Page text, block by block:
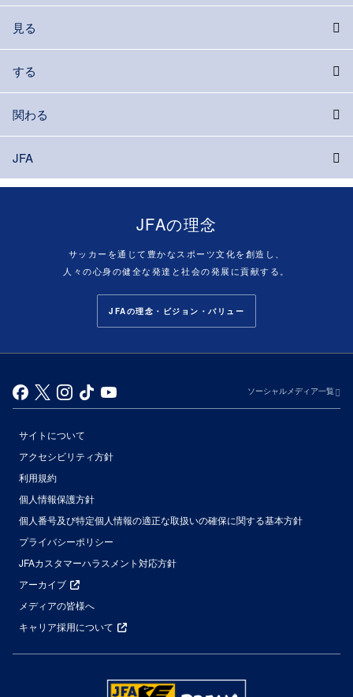
見る
する
関わる
JFA
JFAの理念
サッカーを通じて豊かなスポーツ文化を創造し、
人々の心身の健全な発達と社会の発展に貢献する。
JFAの理念・ビジョン・バリュー
ソーシャルメディア一覧
サイトについて
アクセシビリティ方針
利用規約
個人情報保護方針
個人番号及び特定個人情報の適正な取扱いの確保に関する基本方針
プライバシーポリシー
JFAカスタマーハラスメント対応方針
アーカイブ
メディアの皆様へ
キャリア採用について